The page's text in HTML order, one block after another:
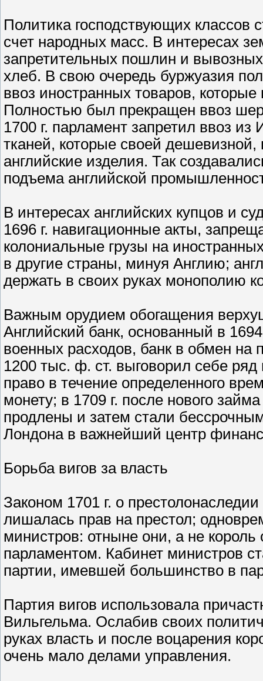
Политика господствующих классов
счет народных масс. В интересах
запретительных пошлин и
хлеб. В свою очередь буржуазия
ввоз иностранных товаров,
Полностью был прекращен ввоз
1700 г. парламент запретил ввоз
тканей, которые своей
английские изделия. Так
подъема английской
В интересах английских купцов и
1696 г. навигационные акты,
колониальные грузы на
в другие страны, минуя Англию;
держать в своих руках монополию
Важным орудием обогащения
Английский банк, основанный в
военных расходов, банк в обмен на
1200 тыс. ф. ст. выговорил себе
право в течение определенного
монету; в 1709 г. после нового
продлены и затем стали
Лондона в важнейший центр
Борьба вигов за власть
Законом 1701 г. о
лишалась прав на престол;
министров: отныне они, а не король
парламентом. Кабинет министров
партии, имевшей большинство в
Партия вигов использовала
Вильгельма. Ослабив своих
руках власть и после воцарения
очень мало делами управления.